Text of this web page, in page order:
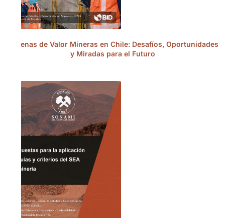
Cadenas de Valor Mineras en Chile: Desafíos, Oportunidades
y Miradas para el Futuro